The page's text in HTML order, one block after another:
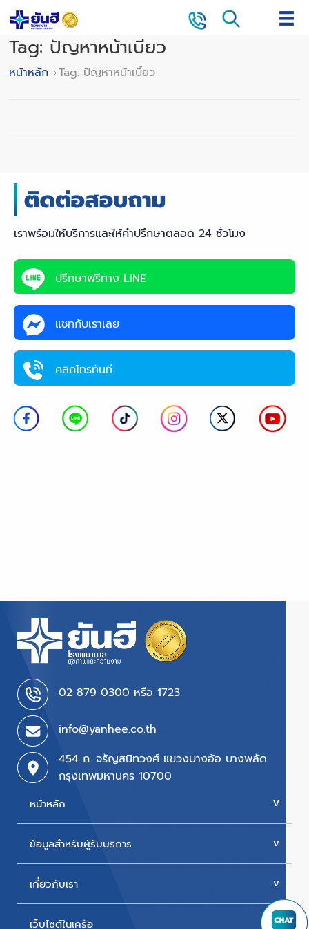
Tag: ปัญหาหน้าเบี้ยว
หน้าหลัก Tag: ปัญหาหน้าเบี้ยว
เราพร้อมให้บริการและให้คำปรึกษาตลอด 24 ชั่วโมง
ปรึกษาฟรีทาง LINE
แชทกับเราเลย
คลิกโทรทันที
02 879 0300 หรือ 1723
info@yanhee.co.th
454 ถ. จรัญสนิทวงศ์ แขวงบางอ้อ บางพลัด
กรุงเทพมหานคร 10700
หน้าหลัก
บริการของเรา
ข้อมูลสำหรับผู้รับบริการ
นัดหมายแพทย์
เกี่ยวกับเรา
ประวัติโรงพยาบาล
เว็บไซต์ในเครือ